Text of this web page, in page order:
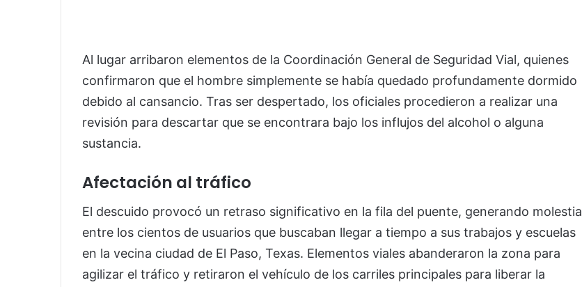
Al lugar arribaron elementos de la Coordinación General de Seguridad Vial, quienes
confirmaron que el hombre simplemente se había quedado profundamente dormido
debido al cansancio. Tras ser despertado, los oficiales procedieron a realizar una
revisión para descartar que se encontrara bajo los influjos del alcohol o alguna
sustancia.
Afectación al tráfico
El descuido provocó un retraso significativo en la fila del puente, generando molestia
entre los cientos de usuarios que buscaban llegar a tiempo a sus trabajos y escuelas
en la vecina ciudad de El Paso, Texas. Elementos viales abanderaron la zona para
agilizar el tráfico y retiraron el vehículo de los carriles principales para liberar la